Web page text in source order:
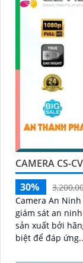
CAMERA CS-
30%
Camera An Ninh
giám sát an
sản xuất bởi hãng EZVIZ. Camera
biệt để đáp